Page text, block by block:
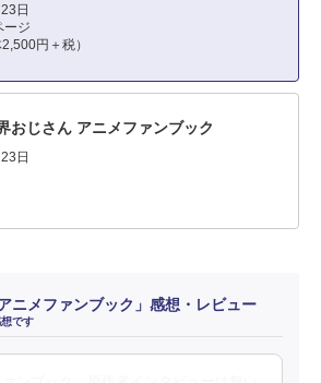
日
ージ
円＋税）
おじさん アニメファンブック
日
ニメファンブック」感想・レビュー
です